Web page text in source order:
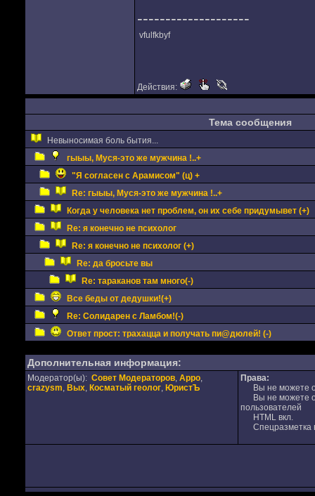
--------------------
vfulfkbyf
Действия:
Тема сообщения
Невыносимая боль бытия...
гыыы, Муся-это же мужчина !..+
"Я согласен с Арамисом" (ц) +
Re: гыыы, Муся-это же мужчина !..+
Когда у человека нет проблем, он их себе придумывет (+)
Re: я конечно не психолог
Re: я конечно не психолог (+)
Re: да бросьте вы
Re: тараканов там много(-)
Все беды от дедушки!(+)
Re: Солидарен с Ламбом!(-)
Ответ прост: трахацца и получать пи@дюлей! (-)
Дополнительная информация:
Модератор(ы): Совет Модераторов, Appo,
crazysm, Вых, Косматый геолог, ЮристЪ
Права:
Вы не можете
Вы не можете
пользователей
HTML вкл.
Спецразметка